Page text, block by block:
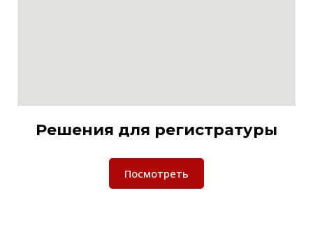
Решения для регистратуры
Посмотреть